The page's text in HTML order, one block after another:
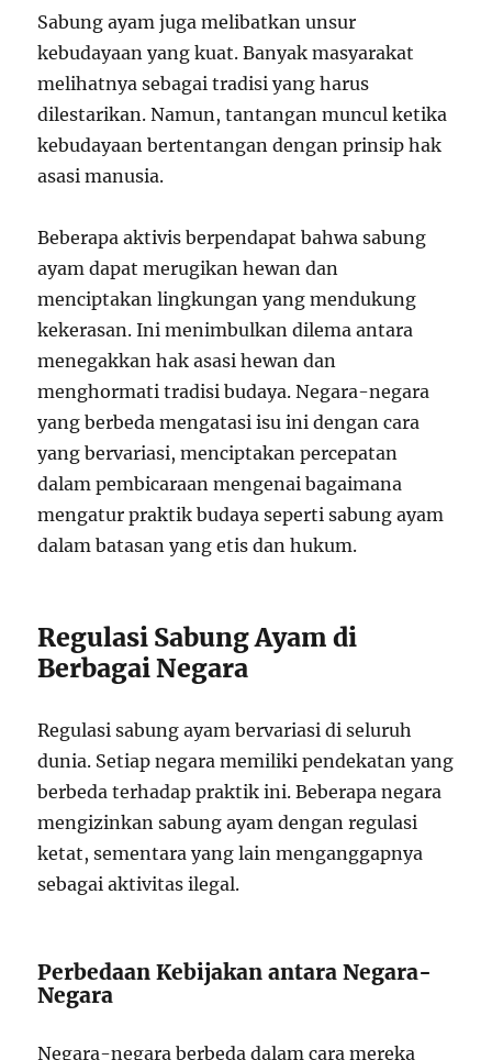
Sabung ayam juga melibatkan unsur
kebudayaan yang kuat. Banyak masyarakat
melihatnya sebagai tradisi yang harus
dilestarikan. Namun, tantangan muncul ketika
kebudayaan bertentangan dengan prinsip hak
asasi manusia.
Beberapa aktivis berpendapat bahwa sabung
ayam dapat merugikan hewan dan
menciptakan lingkungan yang mendukung
kekerasan. Ini menimbulkan dilema antara
menegakkan hak asasi hewan dan
menghormati tradisi budaya. Negara-negara
yang berbeda mengatasi isu ini dengan cara
yang bervariasi, menciptakan percepatan
dalam pembicaraan mengenai bagaimana
mengatur praktik budaya seperti sabung ayam
dalam batasan yang etis dan hukum.
Regulasi Sabung Ayam di
Berbagai Negara
Regulasi sabung ayam bervariasi di seluruh
dunia. Setiap negara memiliki pendekatan yang
berbeda terhadap praktik ini. Beberapa negara
mengizinkan sabung ayam dengan regulasi
ketat, sementara yang lain menganggapnya
sebagai aktivitas ilegal.
Perbedaan Kebijakan antara Negara-
Negara
Negara-negara berbeda dalam cara mereka